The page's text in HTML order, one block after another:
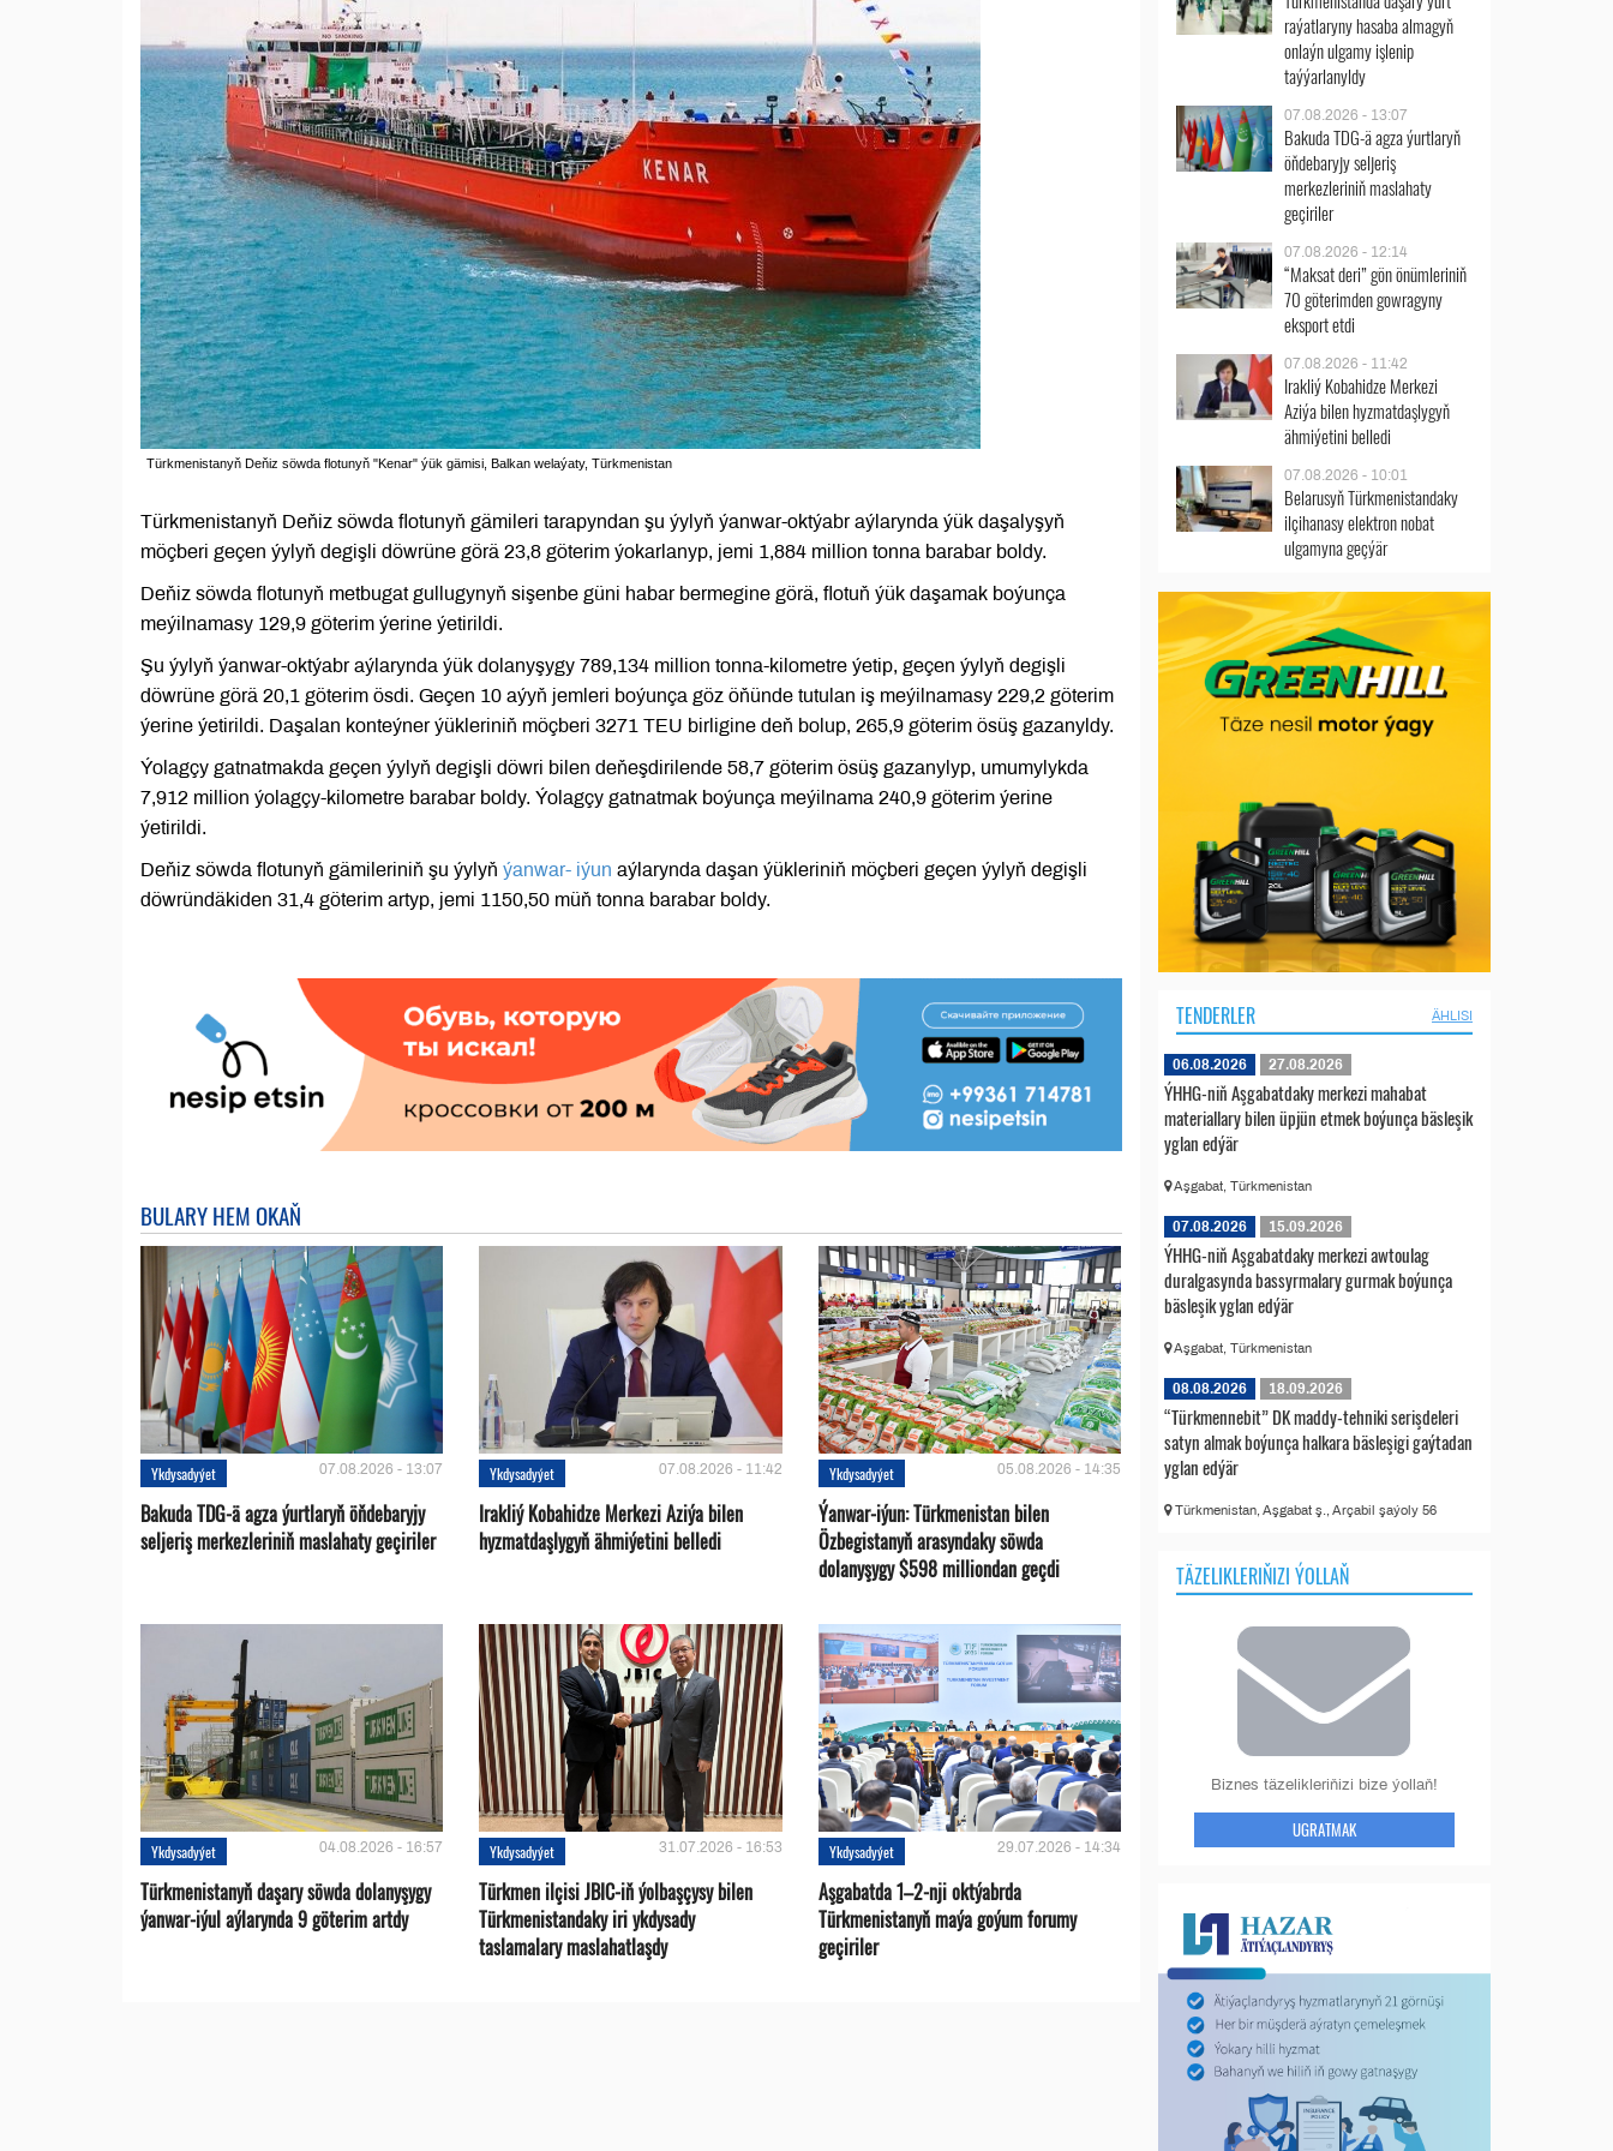
Türkmenistanyň Deňiz söwda flotunyň "Kenar" ýük gämisi, Balkan welaýaty, Türkmenistan
Türkmenistanyň Deňiz söwda flotunyň gämileri tarapyndan şu ýylyň ýanwar-oktýabr aýlarynda ýük daşalyşyň
möçberi geçen ýylyň degişli döwrüne görä 23,8 göterim ýokarlanyp, jemi 1,884 million tonna barabar boldy.
Deňiz söwda flotunyň metbugat gullugynyň sişenbe güni habar bermegine görä, flotuň ýük daşamak boýunça
meýilnamasy 129,9 göterim ýerine ýetirildi.
Şu ýylyň ýanwar-oktýabr aýlarynda ýük dolanyşygy 789,134 million tonna-kilometre ýetip, geçen ýylyň degişli
döwrüne görä 20,1 göterim ösdi. Geçen 10 aýyň jemleri boýunça göz öňünde tutulan iş meýilnamasy 229,2 göterim
ýerine ýetirildi. Daşalan konteýner ýükleriniň möçberi 3271 TEU birligine deň bolup, 265,9 göterim ösüş gazanyldy.
Ýolagçy gatnatmakda geçen ýylyň degişli döwri bilen deňeşdirilende 58,7 göterim ösüş gazanylyp, umumylykda
7,912 million ýolagçy-kilometre barabar boldy. Ýolagçy gatnatmak boýunça meýilnama 240,9 göterim ýerine
ýetirildi.
Deňiz söwda flotunyň gämileriniň şu ýylyň ýanwar- iýun aýlarynda daşan ýükleriniň möçberi geçen ýylyň degişli
döwründäkiden 31,4 göterim artyp, jemi 1150,50 müň tonna barabar boldy.
BULARY HEM OKAŇ
Ykdysadyýet 07.08.2026 - 13:07
Bakuda TDG-ä agza ýurtlaryň öňdebaryjy
seljeriş merkezleriniň maslahaty geçiriler
Ykdysadyýet 07.08.2026 - 11:42
Irakliý Kobahidze Merkezi Aziýa bilen
hyzmatdaşlygyň ähmiýetini belledi
Ykdysadyýet 05.08.2026 - 14:35
Ýanwar-iýun: Türkmenistan bilen
Özbegistanyň arasyndaky söwda
dolanyşygy $598 milliondan geçdi
Ykdysadyýet 04.08.2026 - 16:57
Türkmenistanyň daşary söwda dolanyşygy
ýanwar-iýul aýlarynda 9 göterim artdy
Ykdysadyýet 31.07.2026 - 16:53
Türkmen ilçisi JBIC-iň ýolbaşçysy bilen
Türkmenistandaky iri ykdysady
taslamalary maslahatlaşdy
Ykdysadyýet 29.07.2026 - 14:34
Aşgabatda 1–2-nji oktýabrda
Türkmenistanyň maýa goýum forumy
geçiriler
raýatlaryny hasaba almagyň
onlaýn ulgamy işlenip
taýýarlanyldy
07.08.2026 - 13:07
Bakuda TDG-ä agza ýurtlaryň
öňdebaryjy seljeriş
merkezleriniň maslahaty
geçiriler
07.08.2026 - 12:14
“Maksat deri” gön önümleriniň
70 göterimden gowragyny
eksport etdi
07.08.2026 - 11:42
Irakliý Kobahidze Merkezi
Aziýa bilen hyzmatdaşlygyň
ähmiýetini belledi
07.08.2026 - 10:01
Belarusyň Türkmenistandaky
ilçihanasy elektron nobat
ulgamyna geçýär
TENDERLER ÄHLISI
06.08.2026 27.08.2026
ÝHHG-niň Aşgabatdaky merkezi mahabat
materiallary bilen üpjün etmek boýunça bäsleşik
yglan edýär
Aşgabat, Türkmenistan
07.08.2026 15.09.2026
ÝHHG-niň Aşgabatdaky merkezi awtoulag
duralgasynda bassyrmalary gurmak boýunça
bäsleşik yglan edýär
Aşgabat, Türkmenistan
08.08.2026 18.09.2026
“Türkmennebit” DK maddy-tehniki serişdeleri
satyn almak boýunça halkara bäsleşigi gaýtadan
yglan edýär
Türkmenistan, Aşgabat ş., Arçabil şaýoly 56
TÄZELIKLERIŇIZI ÝOLLAŇ
Biznes täzelikleriňizi bize ýollaň!
UGRATMAK